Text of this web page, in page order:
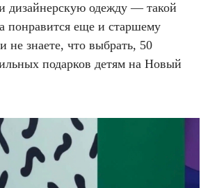
дизайнерскую одежду — такой
понравится еще и старшему
не знаете, что выбрать, 50
подарков детям на Новый